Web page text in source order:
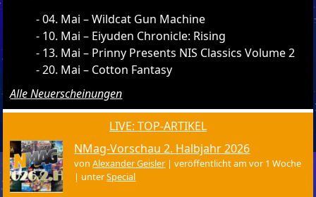
04. Mai – Wildcat Gun Machine
10. Mai – Eiyuden Chronicle: Rising
13. Mai – Prinny Presents NIS Classics Volume 2
20. Mai – Cotton Fantasy
Alle Neuerscheinungen
LIVE: TOP-ARTIKEL
NMag-Vorschau 2. Halbjahr 2026
vonAlexander Geisler |veröffentlicht am vor 1 Woche
| unterSpecial